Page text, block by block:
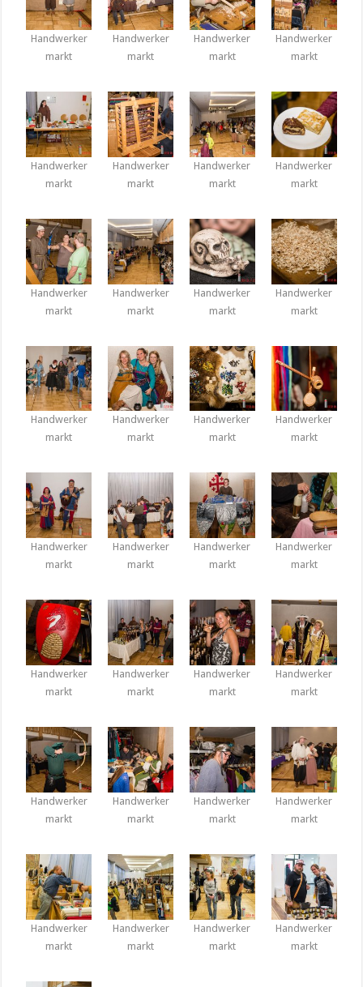
Handwerker
markt
Handwerker
markt
Handwerker
markt
Handwerker
markt
Handwerker
markt
Handwerker
markt
Handwerker
markt
Handwerker
markt
Handwerker
markt
Handwerker
markt
Handwerker
markt
Handwerker
markt
Handwerker
markt
Handwerker
markt
Handwerker
markt
Handwerker
markt
Handwerker
markt
Handwerker
markt
Handwerker
markt
Handwerker
markt
Handwerker
markt
Handwerker
markt
Handwerker
markt
Handwerker
markt
Handwerker
markt
Handwerker
markt
Handwerker
markt
Handwerker
markt
Handwerker
markt
Handwerker
markt
Handwerker
markt
Handwerker
markt